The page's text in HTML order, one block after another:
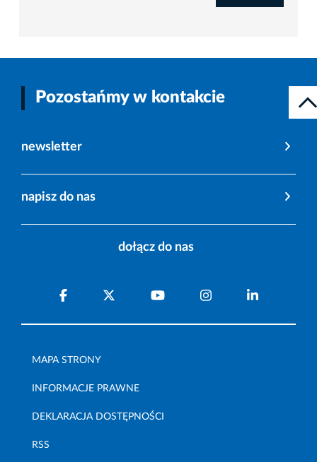
Pozostańmy w kontakcie
newsletter
napisz do nas
dołącz do nas
MAPA STRONY
INFORMACJE PRAWNE
DEKLARACJA DOSTĘPNOŚCI
RSS